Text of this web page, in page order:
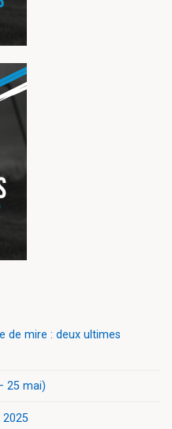
de mire : deux ultimes
25 mai)
2025